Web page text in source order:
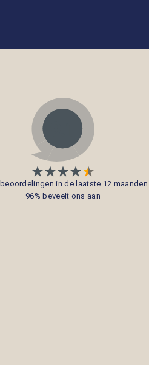
in de laatste 12 maanden
96% beveelt ons aan